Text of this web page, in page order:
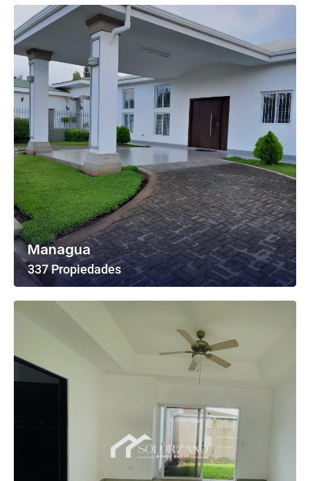
Managua
337 Propiedades
Ver Todas Las Propiedades